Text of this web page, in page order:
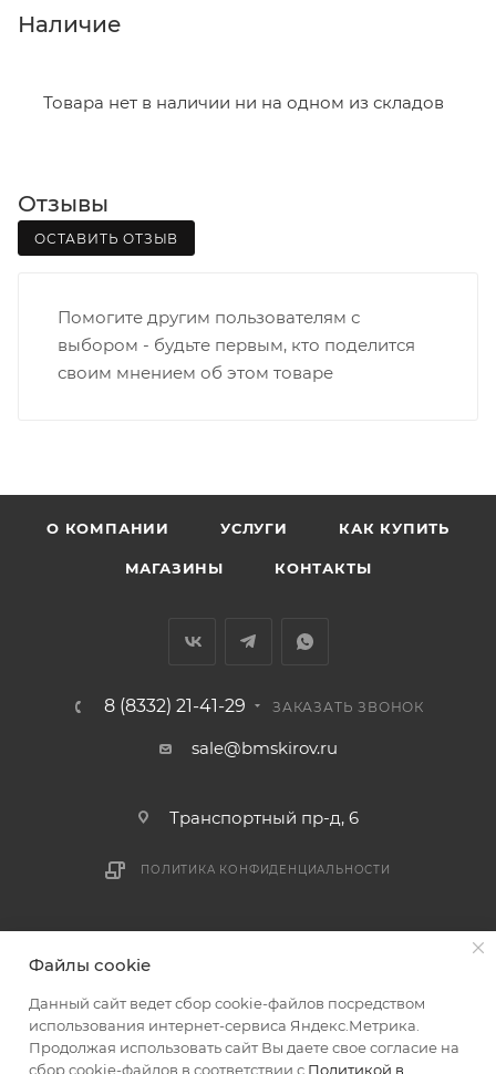
В субботу с 8:00 до 15:00
- зоны доставки;
Границы доставки в черте города на выезд
(перекрестки улиц):
• Московская - Ульяновская
• Производственная - Потребкооперации
• Профсоюзная - Заводская
раньше связаться с менеджером, либо с отделом
ВАЖНО: Покупатель обязан обеспечить наличие
отказаться от доставки. Стоимость повторной
Доставка заказов по России не осуществляется.
Наличие
Товара нет в наличии ни на одном из складов
Отзывы
ОСТАВИТЬ ОТЗЫВ
Помогите другим пользователям с
выбором - будьте первым, кто поделится
своим мнением об этом товаре
О КОМПАНИИ УСЛУГИ КАК КУПИТЬ
МАГАЗИНЫ КОНТАКТЫ
8 (8332) 21-41-29 ЗАКАЗАТЬ ЗВОНОК
sale@bmskirov.ru
Транспортный пр-д, 6
ПОЛИТИКА КОНФИДЕНЦИАЛЬНОСТИ
Файлы cookie
Данный сайт ведет сбор cookie-файлов посредством
использования интернет-сервиса Яндекс.Метрика.
Продолжая использовать сайт Вы даете свое согласие на
сбор cookie-файлов в соответствии с Политикой в